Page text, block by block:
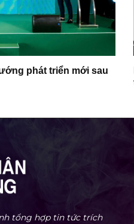
phát triển mới sau
tổng hợp tin tức trích